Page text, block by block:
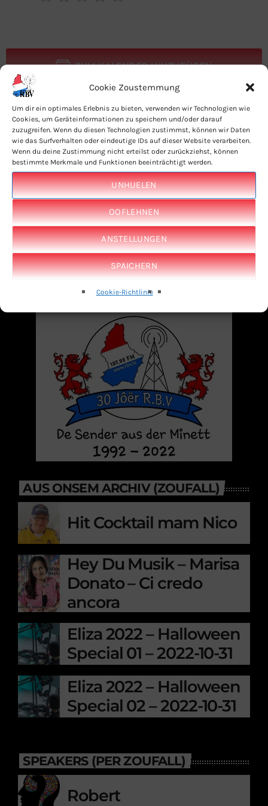
Cookie Zoustemmung
Um dir ein optimales Erlebnis zu bieten, verwenden wir Technologien wie
Cookies, um Geräteinformationen zu speichern und/oder darauf
zuzugreifen. Wenn du diesen Technologien zustimmst, können wir Daten
wie das Surfverhalten oder eindeutige IDs auf dieser Website verarbeiten.
Wenn du deine Zustimmung nicht erteilst oder zurückziehst, können
bestimmte Merkmale und Funktionen beeinträchtigt werden.
UNHUELEN
OOFLEHNEN
ANSTELLUNGEN
SPAICHERN
Cookie-Richtlinie
ZUM KALENDER HINZUFÜGEN
LAUSCHTERT EIS IWERT TUNEIN APP
AUS ONSEM ARCHIV (ZOUFALL)
Hit Cocktail mam Nico
Hey Du Musik – Marisa
Donato – Ci credo
ancora
Eliza 2022 – Halloween
Special 01 – 2022-10-31
Eliza 2022 – Halloween
Special 02 – 2022-10-31
SPEAKERS (PER ZOUFALL)
Robert